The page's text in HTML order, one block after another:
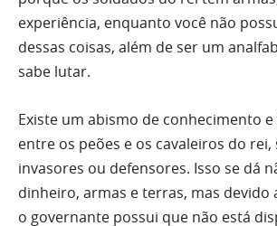
experiência, enquanto você não
dessas coisas, além de ser um
sabe lutar.
Existe um abismo de conhecimento
entre os peões e os cavaleiros do rei,
invasores ou defensores. Isso se dá
dinheiro, armas e terras, mas devido
o governante possui que não está